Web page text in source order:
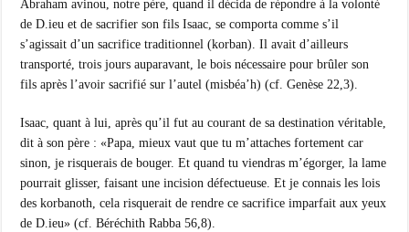
Abraham avinou, notre père, quand il décida de répondre à la volonté
de D.ieu et de sacrifier son fils Isaac, se comporta comme s’il
s’agissait d’un sacrifice traditionnel (korban). Il avait d’ailleurs
transporté, trois jours auparavant, le bois nécessaire pour brûler son
fils après l’avoir sacrifié sur l’autel (misbéa’h) (cf. Genèse 22,3).
Isaac, quant à lui, après qu’il fut au courant de sa destination véritable,
dit à son père : «Papa, mieux vaut que tu m’attaches fortement car
sinon, je risquerais de bouger. Et quand tu viendras m’égorger, la lame
pourrait glisser, faisant une incision défectueuse. Et je connais les lois
des korbanoth, cela risquerait de rendre ce sacrifice imparfait aux yeux
de D.ieu» (cf. Béréchith Rabba 56,8).